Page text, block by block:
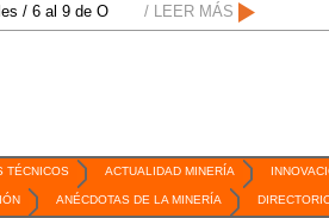
de Octubre de 2026 / San Luis Potosí, SLP /
/ LEER MÁS
TÉCNICOS ACTUALIDAD MINERÍA
ANÉCDOTAS DE LA MINERÍA